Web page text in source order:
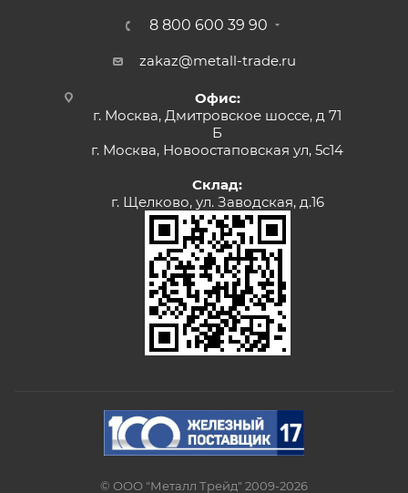
8 800 600 39 90
zakaz@metall-trade.ru
Офис:
г. Москва, Дмитровское шоссе, д 71
Б
г. Москва, Новоостаповская ул, 5с14
Склад:
г. Щелково, ул. Заводская, д.16
© ООО "Металл Трейд" 2009-2026